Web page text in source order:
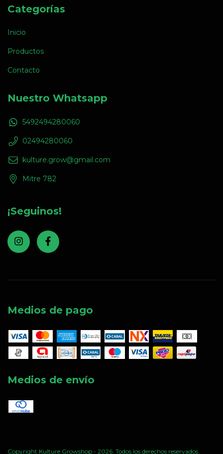
Categorías
Inicio
Productos
Contacto
Nuestro Whatsapp
5492494280060
02494280060
kulture.grow@gmail.com
Mitre 782
¡Seguinos!
Medios de pago
Medios de envío
Copyright Kulture Growshop - 2026. Todos los derechos reservados.